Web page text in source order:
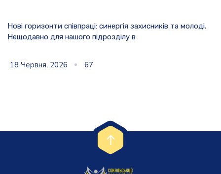
Нові горизонти співпраці: синергія захисників та молоді.
Нещодавно для нашого підрозділу в
18 Червня, 2026 67